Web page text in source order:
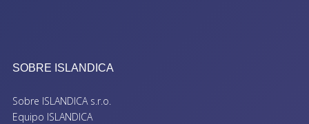
SOBRE ISLANDICA
Sobre ISLANDICA s.r.o.
Equipo ISLANDICA